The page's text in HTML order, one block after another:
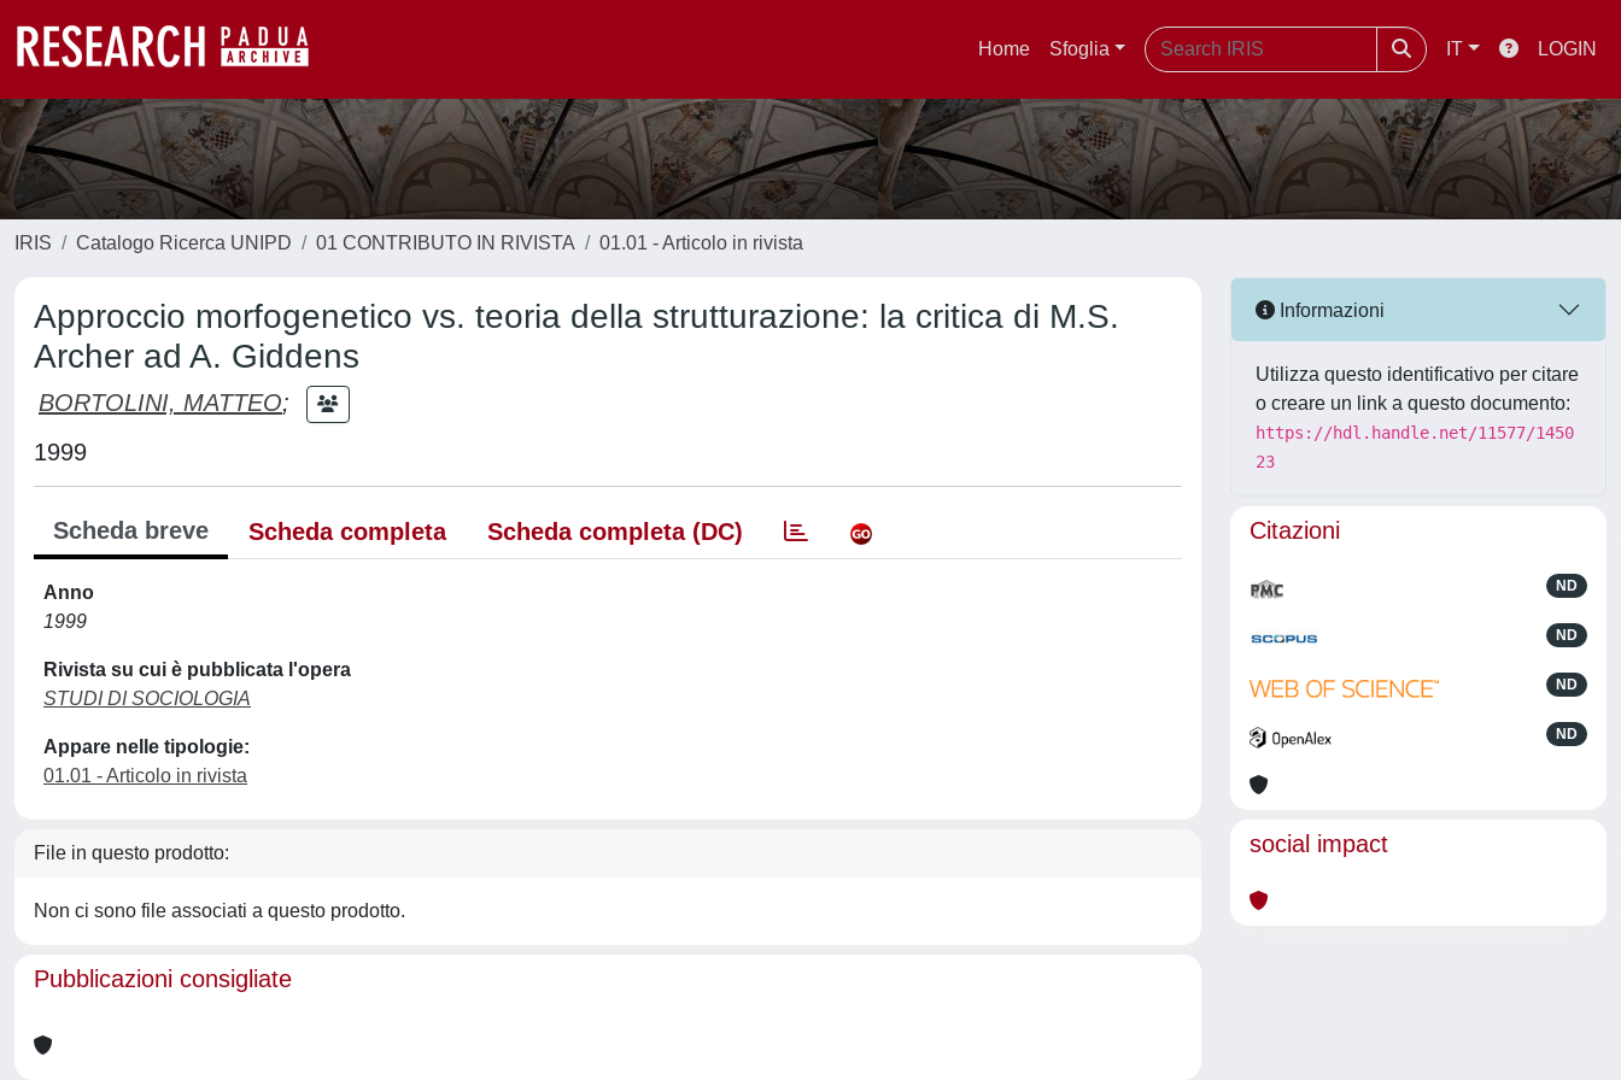
Home Sfoglia IT LOGIN
IRIS Catalogo Ricerca UNIPD 01 CONTRIBUTO IN RIVISTA 01.01 - Articolo in rivista
Approccio morfogenetico vs. teoria della strutturazione: la critica di M.S.
Archer ad A. Giddens
BORTOLINI, MATTEO;
1999
Scheda breve Scheda completa Scheda completa (DC)
Anno
1999
Rivista su cui è pubblicata l'opera
STUDI DI SOCIOLOGIA
Appare nelle tipologie:
01.01 - Articolo in rivista
File in questo prodotto:
Non ci sono file associati a questo prodotto.
Pubblicazioni consigliate
Informazioni
Utilizza questo identificativo per citare
o creare un link a questo documento:
https://hdl.handle.net/11577/1450
23
Citazioni
ND
ND
ND
ND
social impact